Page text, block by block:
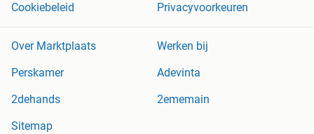
Cookiebeleid
Privacyvoorkeuren
Over Marktplaats
Werken bij
Perskamer
Adevinta
2dehands
2ememain
Sitemap